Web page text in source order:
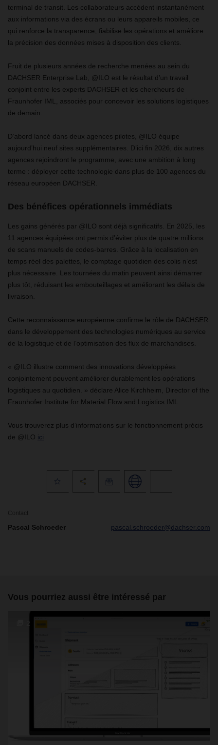
terminal de transit. Les collaborateurs accèdent instantanément
aux informations via des écrans ou leurs appareils mobiles, ce
qui renforce la transparence, fiabilise les opérations et améliore
la précision des données mises à disposition des clients.
Fruit de plusieurs années de recherche menées au sein du
DACHSER Enterprise Lab, @ILO est le résultat d’un travail
conjoint entre les experts DACHSER et les chercheurs de
Fraunhofer IML, associés pour concevoir les solutions logistiques
de demain.
D’abord lancé dans deux agences pilotes, @ILO équipe
aujourd’hui neuf sites supplémentaires. D’ici fin 2026, dix autres
agences rejoindront le programme, avec une ambition à long
terme : déployer cette technologie dans plus de 100 agences du
réseau européen DACHSER.
Des bénéfices opérationnels immédiats
Les gains générés par @ILO sont déjà significatifs. En 2025, les
11 agences équipées ont permis d’éviter plus de quatre millions
de scans manuels de codes-barres. Grâce à la localisation en
temps réel des palettes, le comptage quotidien des colis n’est
plus nécessaire. Les tournées du matin peuvent ainsi démarrer
plus tôt, réduisant les embouteillages et améliorant les délais de
livraison.
Cette reconnaissance européenne confirme le rôle de DACHSER
dans le développement des technologies numériques au service
de la logistique et de l’optimisation des flux de marchandises.
« @ILO illustre comment des innovations développées
conjointement peuvent améliorer durablement les opérations
logistiques au quotidien. » déclare Alice Kirchheim, Director of the
Fraunhofer Institute for Material Flow and Logistics IML.
Vous trouverez plus d’informations sur le fonctionnement précis
de @ILO ici
Contact
Pascal Schroeder pascal.schroeder@dachser.com
Vous pourriez aussi être intéressé par
2